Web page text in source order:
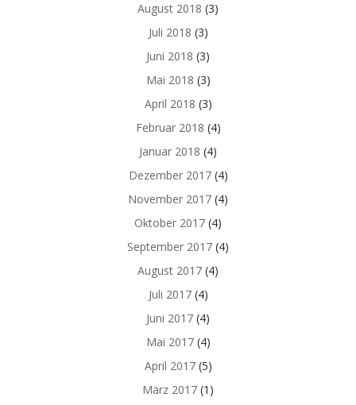
August 2018 (3)
Juli 2018 (3)
Juni 2018 (3)
Mai 2018 (3)
April 2018 (3)
Februar 2018 (4)
Januar 2018 (4)
Dezember 2017(4)
November 2017 (4)
Oktober 2017 (4)
September 2017 (4)
August 2017 (4)
Juli 2017(4)
Juni 2017 (4)
Mai 2017(4)
April 2017(5)
März 2017 (1)